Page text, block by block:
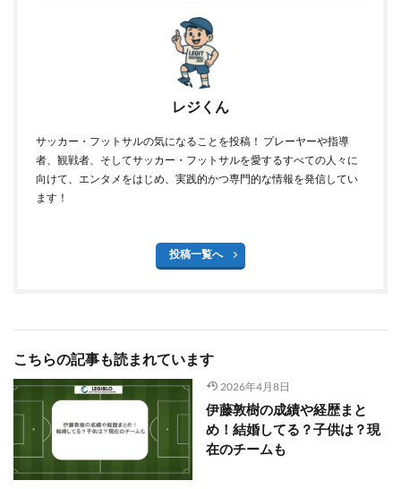
レジくん
サッカー・フットサルの気になることを投稿！ プレーヤーや指導
者、観戦者、そしてサッカー・フットサルを愛するすべての人々に
向けて、エンタメをはじめ、実践的かつ専門的な情報を発信してい
ます！
投稿一覧へ
こちらの記事も読まれています
2026年4月8日
伊藤敦樹の成績や経歴まと
め！結婚してる？子供は？現
在のチームも